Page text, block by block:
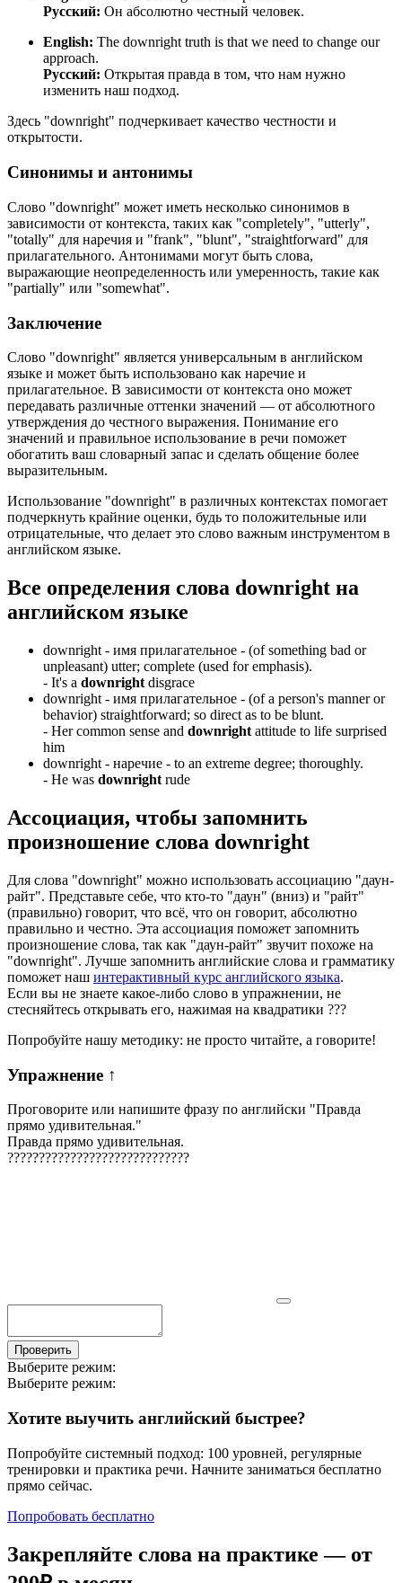
Русский: Он абсолютно честный человек.
English: The downright truth is that we need to change our
approach.
Русский: Открытая правда в том, что нам нужно
изменить наш подход.
Здесь "downright" подчеркивает качество честности и
открытости.
Синонимы и антонимы
Слово "downright" может иметь несколько синонимов в
зависимости от контекста, таких как "completely", "utterly",
"totally" для наречия и "frank", "blunt", "straightforward" для
прилагательного. Антонимами могут быть слова,
выражающие неопределенность или умеренность, такие как
"partially" или "somewhat".
Заключение
Слово "downright" является универсальным в английском
языке и может быть использовано как наречие и
прилагательное. В зависимости от контекста оно может
передавать различные оттенки значений — от абсолютного
утверждения до честного выражения. Понимание его
значений и правильное использование в речи поможет
обогатить ваш словарный запас и сделать общение более
выразительным.
Использование "downright" в различных контекстах помогает
подчеркнуть крайние оценки, будь то положительные или
отрицательные, что делает это слово важным инструментом в
английском языке.
Все определения слова downright на
английском языке
downright - имя прилагательное - (of something bad or
unpleasant) utter; complete (used for emphasis).
- It's a downright disgrace
downright - имя прилагательное - (of a person's manner or
behavior) straightforward; so direct as to be blunt.
- Her common sense and downright attitude to life surprised
him
downright - наречие - to an extreme degree; thoroughly.
- He was downright rude
Ассоциация, чтобы запомнить
произношение слова downright
Для слова "downright" можно использовать ассоциацию "даун-
райт". Представьте себе, что кто-то "даун" (вниз) и "райт"
(правильно) говорит, что всё, что он говорит, абсолютно
правильно и честно. Эта ассоциация поможет запомнить
произношение слова, так как "даун-райт" звучит похоже на
"downright". Лучше запомнить английские слова и грамматику
поможет наш интерактивный курс английского языка.
Если вы не знаете какое-либо слово в упражнении, не
стесняйтесь открывать его, нажимая на квадратики ???
Попробуйте нашу методику: не просто читайте, а говорите!
Упражнение ↑
Проговорите или напишите фразу по английски "Правда
прямо удивительная."
Правда прямо удивительная.
?????????????????????????????
Проверить
Выберите режим:
Выберите режим:
Хотите выучить английский быстрее?
Попробуйте системный подход: 100 уровней, регулярные
тренировки и практика речи. Начните заниматься бесплатно
прямо сейчас.
Попробовать бесплатно
Закрепляйте слова на практике — от